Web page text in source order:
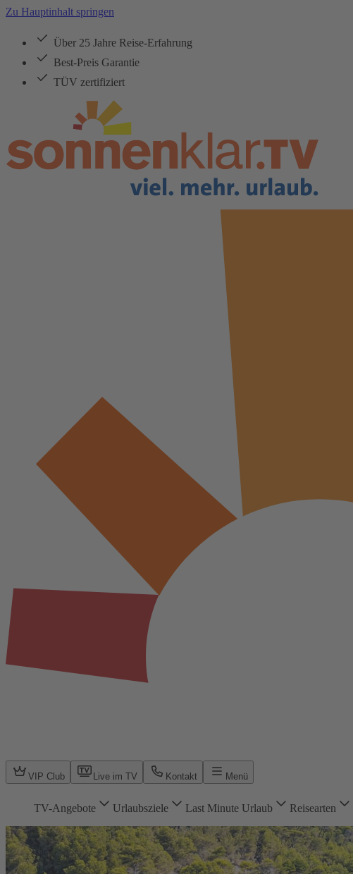
Zu Hauptinhalt springen
Über 25 Jahre Reise-Erfahrung
Best-Preis Garantie
TÜV zertifiziert
VIP Club Live im TV Kontakt Menü
TV-Angebote Urlaubsziele Last Minute Urlaub Reisearten